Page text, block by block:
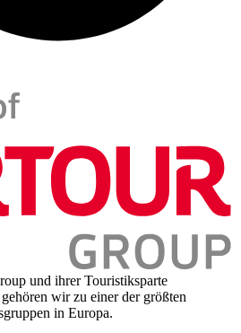
und ihrer Touristiksparte
wir zu einer der größten
in Europa.